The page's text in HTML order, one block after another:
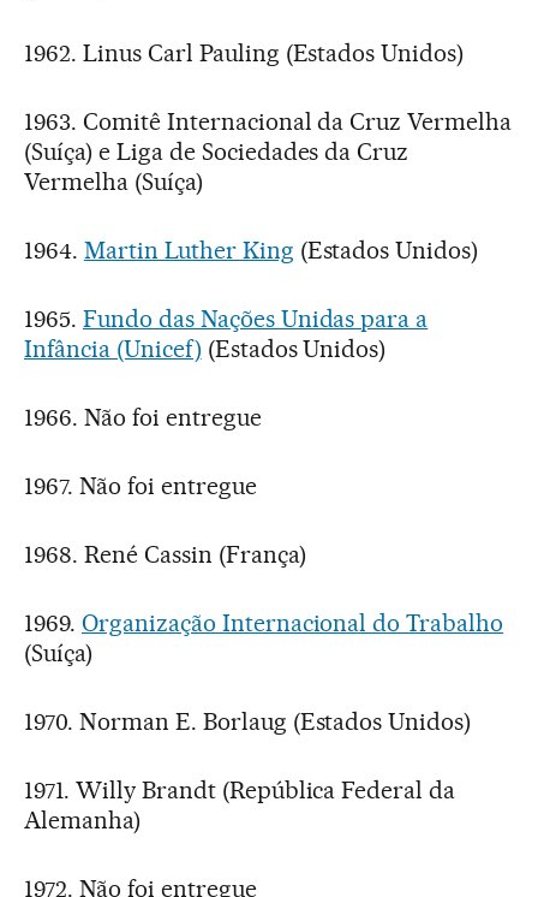
1962. Linus Carl Pauling (Estados Unidos)
1963. Comitê Internacional da Cruz Vermelha
(Suíça) e Liga de Sociedades da Cruz
Vermelha (Suíça)
1964. Martin Luther King (Estados Unidos)
1965. Fundo das Nações Unidas para a
Infância (Unicef) (Estados Unidos)
1966. Não foi entregue
1967. Não foi entregue
1968. René Cassin (França)
1969. Organização Internacional do Trabalho
(Suíça)
1970. Norman E. Borlaug (Estados Unidos)
1971. Willy Brandt (República Federal da
Alemanha)
1972. Não foi entregue